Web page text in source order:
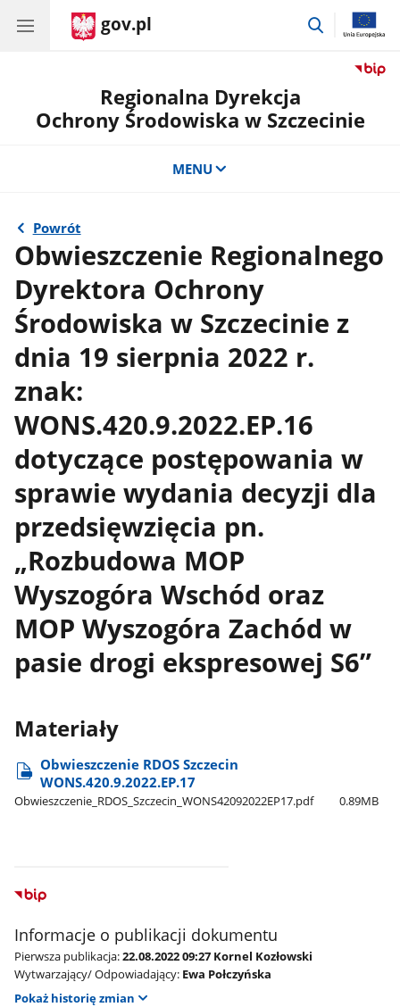
gov.pl
przejdź
Regionalna Dyrekcja
Ochrony Środowiska w Szczecinie
MENU
Powrót
Obwieszczenie Regionalnego
Dyrektora Ochrony
Środowiska w Szczecinie z
dnia 19 sierpnia 2022 r.
znak:
WONS.420.9.2022.EP.16
dotyczące postępowania w
sprawie wydania decyzji dla
przedsięwzięcia pn.
„Rozbudowa MOP
Wyszogóra Wschód oraz
MOP Wyszogóra Zachód w
pasie drogi ekspresowej S6”
Materiały
Obwieszczenie RDOS Szczecin
WONS.420.9.2022.EP.17
Obwieszczenie​_RDOS​_Szczecin​_WONS42092022EP17.pdf 0.89MB
Informacje o publikacji dokumentu
Pierwsza publikacja:22.08.2022 09:27 Kornel Kozłowski
Wytwarzający/ Odpowiadający: Ewa Połczyńska
Pokaż historię zmian